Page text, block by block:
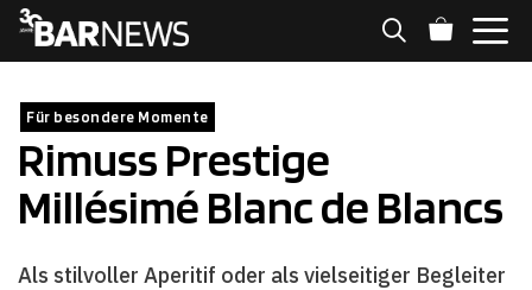
Zum
Inhalt
Für besondere Momente
Rimuss Prestige
Millésimé Blanc de Blancs
Als stilvoller Aperitif oder als vielseitiger Begleiter